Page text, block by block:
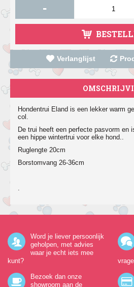
-
Verlanglijst
Hondentrui Eland is een lekker warm
col.
De trui heeft een perfecte pasvorm en
een hippe wintertrui voor elke hond..
Ruglengte 20cm
Borstomvang 26-36cm
.
Word je liever persoonlijk
geholpen, met advies
waar je echt iets mee
kunt?
Bezoek dan onze
showroom aan de